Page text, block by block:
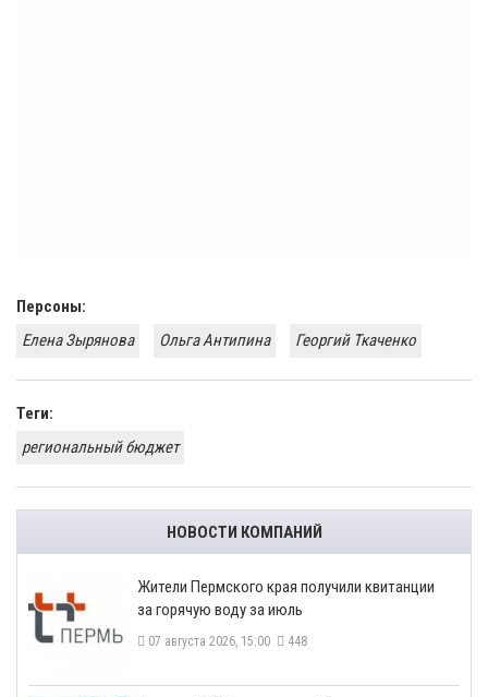
Персоны:
Елена Зырянова
Ольга Антипина Георгий Ткаченко
Теги:
региональный бюджет
НОВОСТИ КОМПАНИЙ
​Жители Пермского края получили квитанции
за горячую воду за июль
07 августа 2026, 15:00 448